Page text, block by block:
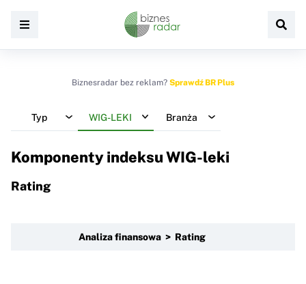
Biznesradar bez reklam? Sprawdź BR Plus
Typ WIG-LEKI Branża
Komponenty indeksuWIG-leki
Rating
Analiza finansowa > Rating